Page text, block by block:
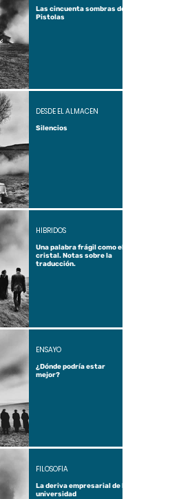
Las cincuenta sombras de
Pistolas
Silencios
DESDE EL ALMACÉN
Una palabra frágil como el
cristal. Notas sobre la
traducción.
HÍBRIDOS
¿Dónde podría estar
mejor?
ENSAYO
La deriva empresarial de la
universidad
FILOSOFÍA